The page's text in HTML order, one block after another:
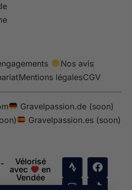
Nos avis
Mentions légalesCGV
Gravelpassion.de (soon)
Gravelpassion.es (soon)
Vélorisé
avec
en
Vendée